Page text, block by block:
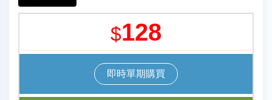
$128
即時單期購買